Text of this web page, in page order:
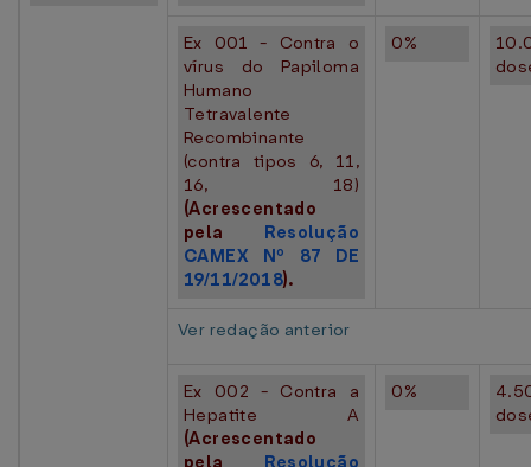
Ex 001 - Contra o
vírus do Papiloma
Humano
Tetravalente
Recombinante
(contra tipos 6, 11,
16, 18)
(Acrescentado
pela Resolução
CAMEX Nº 87 DE
19/11/2018).
0%
Ver redação anterior
Ex 002 - Contra a
Hepatite A
(Acrescentado
0%